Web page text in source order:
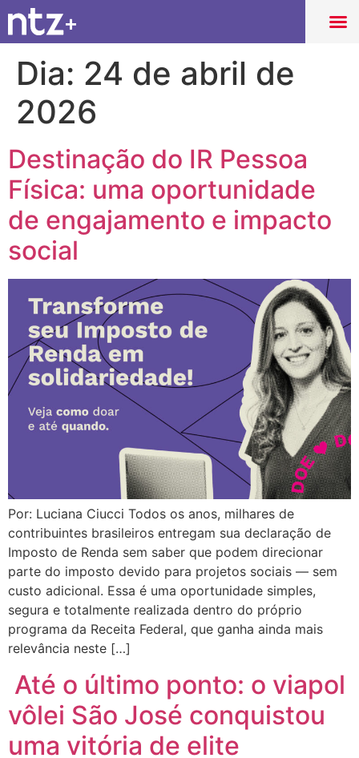
Dia: 24 de abril de
2026
Destinação do IR Pessoa
Física: uma oportunidade
de engajamento e impacto
social
Por: Luciana Ciucci Todos os anos, milhares de
contribuintes brasileiros entregam sua declaração de
Imposto de Renda sem saber que podem direcionar
parte do imposto devido para projetos sociais — sem
custo adicional. Essa é uma oportunidade simples,
segura e totalmente realizada dentro do próprio
programa da Receita Federal, que ganha ainda mais
relevância neste […]
Até o último ponto: o viapol
vôlei São José conquistou
uma vitória de elite